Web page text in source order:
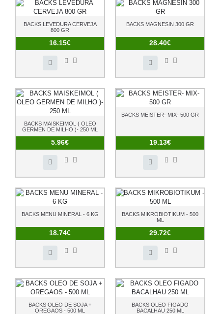
BACKS LEVEDURA CERVEJA
800 GR
16.15€
BACKS MAGNESIN 300 GR
28.40€
BACKS MAISKEIMOL ( OLEO
GERMEN DE MILHO )- 250 ML
5.96€
BACKS MEISTER- MIX- 500 GR
19.13€
BACKS MENU MINERAL - 6 KG
18.74€
BACKS MIKROBIOTIKUM - 500
ML
29.72€
BACKS OLEO DE SOJA +
OREGAOS - 500 ML
BACKS OLEO FIGADO
BACALHAU 250 ML